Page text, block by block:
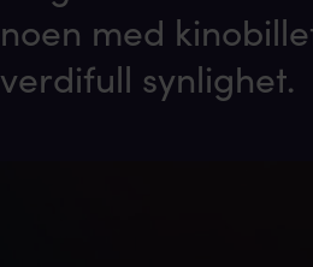
noen med
verdifull synlighet.